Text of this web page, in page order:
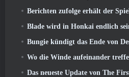
Berichten zufolge erhält der Spieler von Tree Of Saviour einen
Blade wird in Honkai endlich seinen
Bungie kündigt das Ende von Destiny an 2 Produktion, während sie
Wo die Winde aufeinander treffen: Erscheinungsdatum der
Das neueste Update von The First Descendant verbessert den